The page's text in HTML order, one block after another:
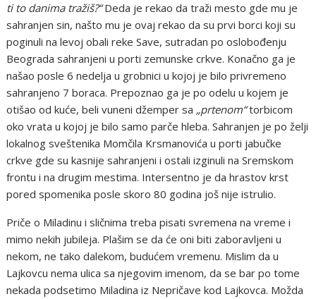
ti to danima tražiš?“Deda je rekao da traži mesto gde mu je
sahranjen sin, našto mu je ovaj rekao da su prvi borci koji su
poginuli na levoj obali reke Save, sutradan po oslobođenju
Beograda sahranjeni u porti zemunske crkve. Konačno ga je
našao posle 6 nedelja u grobnici u kojoj je bilo privremeno
sahranjeno 7 boraca. Prepoznao ga je po odelu u kojem je
otišao od kuće, beli vuneni džemper sa „prtenom“torbicom
oko vrata u kojoj je bilo samo parče hleba. Sahranjen je po želji
lokalnog sveštenika Momčila Krsmanovića u porti jabučke
crkve gde su kasnije sahranjeni i ostali izginuli na Sremskom
frontu i na drugim mestima. Intersentno je da hrastov krst
pored spomenika posle skoro 80 godina još nije istrulio.
Priče o Miladinu i sličnima treba pisati svremena na vreme i
mimo nekih jubileja. Plašim se da će oni biti zaboravljeni u
nekom, ne tako dalekom, budućem vremenu. Mislim da u
Lajkovcu nema ulica sa njegovim imenom, da se bar po tome
nekada podsetimo Miladina iz Nepričave kod Lajkovca. Možda